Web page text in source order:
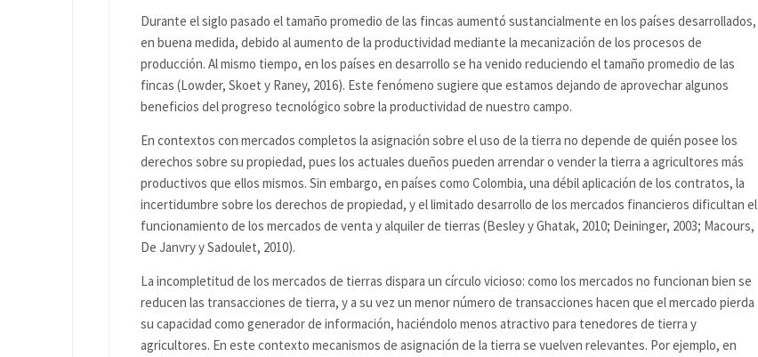
Durante el siglo pasado el tamaño promedio de las fincas aumentó sustancialmente en los países desarrollados,
en buena medida, debido al aumento de la productividad mediante la mecanización de los procesos de
producción. Al mismo tiempo, en los países en desarrollo se ha venido reduciendo el tamaño promedio de las
fincas (Lowder, Skoet y Raney, 2016). Este fenómeno sugiere que estamos dejando de aprovechar algunos
beneficios del progreso tecnológico sobre la productividad de nuestro campo.
En contextos con mercados completos la asignación sobre el uso de la tierra no depende de quién posee los
derechos sobre su propiedad, pues los actuales dueños pueden arrendar o vender la tierra a agricultores más
productivos que ellos mismos. Sin embargo, en países como Colombia, una débil aplicación de los contratos, la
incertidumbre sobre los derechos de propiedad, y el limitado desarrollo de los mercados financieros dificultan el
funcionamiento de los mercados de venta y alquiler de tierras (Besley y Ghatak, 2010; Deininger, 2003; Macours,
De Janvry y Sadoulet, 2010).
La incompletitud de los mercados de tierras dispara un círculo vicioso: como los mercados no funcionan bien se
reducen las transacciones de tierra, y a su vez un menor número de transacciones hacen que el mercado pierda
su capacidad como generador de información, haciéndolo menos atractivo para tenedores de tierra y
agricultores. En este contexto mecanismos de asignación de la tierra se vuelven relevantes. Por ejemplo, en